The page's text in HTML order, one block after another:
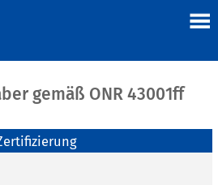
gemäß ONR 43001ff